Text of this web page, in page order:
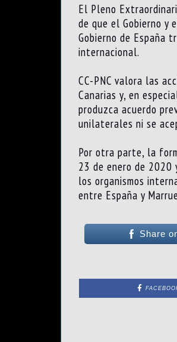
El Pleno
de que el Gobierno y
Gobierno de España
internacional.
CC-PNC valora las
Canarias y, en
produzca acuerdo
unilaterales ni se
Por otra parte, la
23 de enero de
los organismos
entre España y
Share